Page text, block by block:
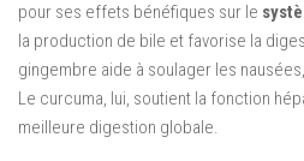
pour ses effets bénéfiques sur le
la production de bile et favorise la
gingembre aide à soulager les
Le curcuma, lui, soutient la fonction
meilleure digestion globale.